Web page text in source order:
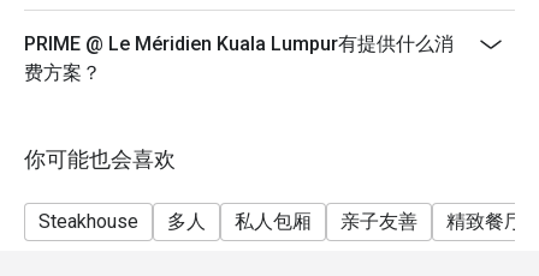
PRIME @ Le Méridien Kuala Lumpur有提供什么消
费方案？
你可能也会喜欢
Steakhouse 多人 私人包厢 亲子友善 精致餐厅